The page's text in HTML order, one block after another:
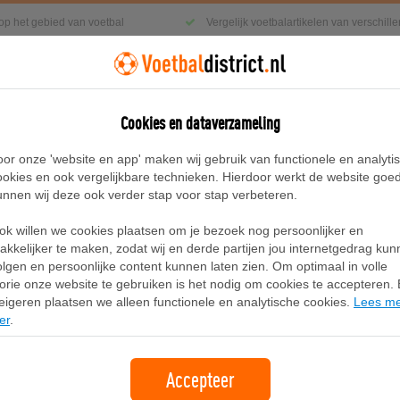
het gebied van voetbal Vergelijk voetbalartikelen van
Zwart/Grijs
PUMA Speedcat Cat sneakers voor
Merk:Puma
119,95
Bekijk bij PUMA
Cookies en dataverzameling
onze 'website en app' maken wij gebruik van functionele en
en ook vergelijkbare technieken. Hierdoor werkt de website
wij deze ook verder stap voor stap verbeteren.
willen we cookies plaatsen om je bezoek nog persoonlijker en
te maken, zodat wij en derde partijen jou internetgedrag
en persoonlijke content kunnen laten zien. Om optimaal in volle
onze website te gebruiken is het nodig om cookies te accepteren.
plaatsen we alleen functionele en analytische cookies. Lees
.
Accepteer